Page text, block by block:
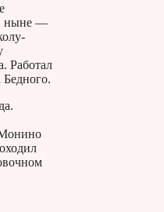
ныне —
Работал